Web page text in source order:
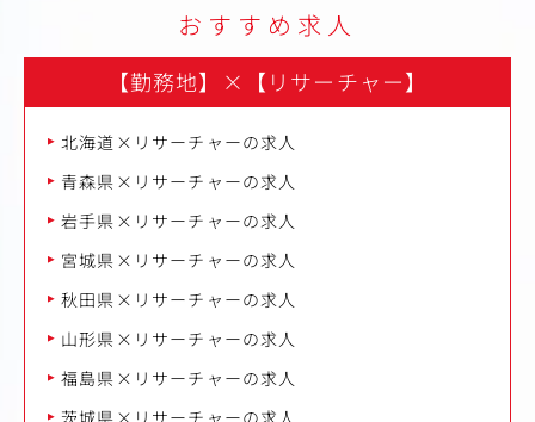
おすすめ求人
【勤務地】 × 【リサーチャー】
北海道×リサーチャーの求人
青森県×リサーチャーの求人
岩手県×リサーチャーの求人
宮城県×リサーチャーの求人
秋田県×リサーチャーの求人
山形県×リサーチャーの求人
福島県×リサーチャーの求人
茨城県×リサーチャーの求人